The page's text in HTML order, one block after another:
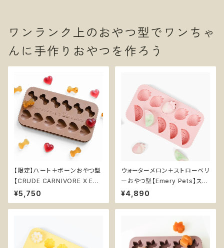
ワンランク上のおやつ型でワンちゃ
んに手作りおやつを作ろう
【限定】ハート＋ボーンおやつ型
【CRUDE CARNIVORE X EME
RY PETS】ホネ ハート コラボ
シリコン型 BPAフリー 犬おやつ
¥5,750
ウォーターメロン＋ストローベリ
ーおやつ型【Emery Pets】スイ
カ いちご シリコン型 BPAフリー
犬おやつ
¥4,890